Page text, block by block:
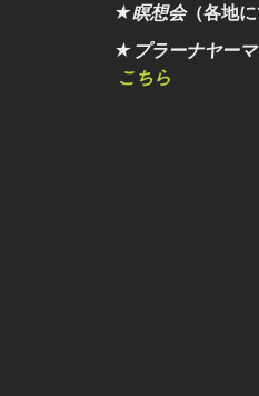
★瞑想会（各地に
★プラーナヤー
こちら